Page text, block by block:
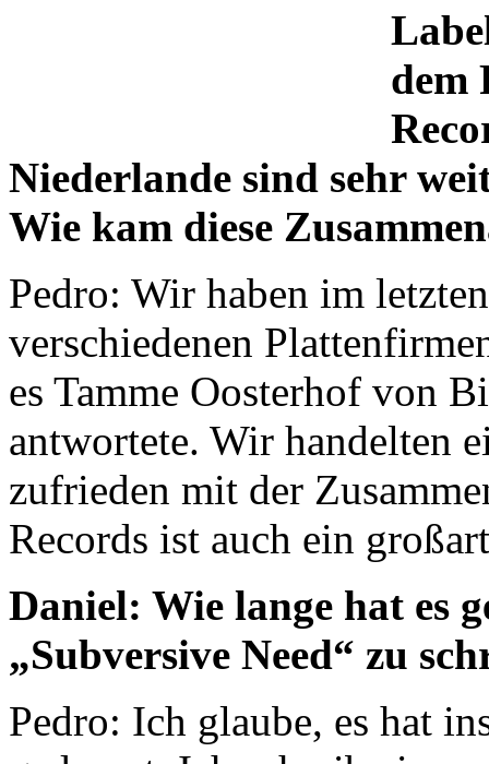
dem
Niederlande sind sehr
Wie kam diese
Pedro: Wir haben im
verschiedenen
es Tamme Oosterhof von
antwortete. Wir handelten
zufrieden mit der
Records ist auch ein
Daniel: Wie lange hat es
„Subversive Need“ zu
Pedro: Ich glaube, es hat